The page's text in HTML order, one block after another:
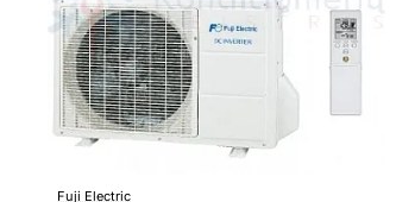
Fuji Electric